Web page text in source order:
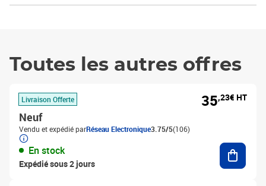
Toutes les autres offres
Livraison Offerte
Neuf
Vendu et expédié parRéseau Electronique3.75/5(106)
En stock
Expédié sous 2 jours
35,23€ HT